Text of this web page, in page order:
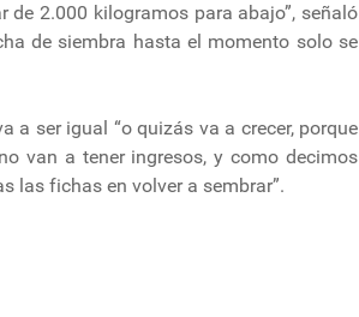
2.000 kilogramos para abajo”, señaló
de siembra hasta el momento solo se
a ser igual “o quizás va a crecer, porque
van a tener ingresos, y como decimos
las fichas en volver a sembrar”.